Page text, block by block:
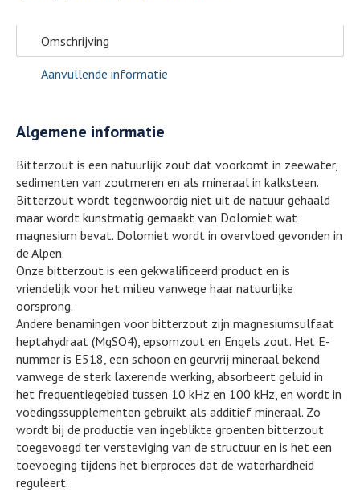
Omschrijving
Aanvullende informatie
Algemene informatie
Bitterzout is een natuurlijk zout dat voorkomt in zeewater,
sedimenten van zoutmeren en als mineraal in kalksteen.
Bitterzout wordt tegenwoordig niet uit de natuur gehaald
maar wordt kunstmatig gemaakt van Dolomiet wat
magnesium bevat. Dolomiet wordt in overvloed gevonden in
de Alpen.
Onze bitterzout is een gekwalificeerd product en is
vriendelijk voor het milieu vanwege haar natuurlijke
oorsprong.
Andere benamingen voor bitterzout zijn magnesiumsulfaat
heptahydraat (MgSO4), epsomzout en Engels zout. Het E-
nummer is E518, een schoon en geurvrij mineraal bekend
vanwege de sterk laxerende werking, absorbeert geluid in
het frequentiegebied tussen 10 kHz en 100 kHz, en wordt in
voedingssupplementen gebruikt als additief mineraal. Zo
wordt bij de productie van ingeblikte groenten bitterzout
toegevoegd ter versteviging van de structuur en is het een
toevoeging tijdens het bierproces dat de waterhardheid
reguleert.